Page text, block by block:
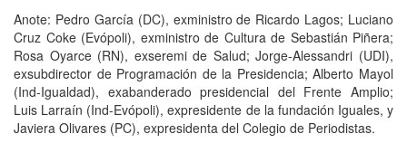
Anote: Pedro García (DC), exministro de Ricardo Lagos; Luciano
Cruz Coke (Evópoli), exministro de Cultura de Sebastián Piñera;
Rosa Oyarce (RN), exseremi de Salud; Jorge-Alessandri (UDI),
exsubdirector de Programación de la Presidencia; Alberto Mayol
(Ind-Igualdad), exabanderado presidencial del Frente Amplio;
Luis Larraín (Ind-Evópoli), expresidente de la fundación Iguales, y
Javiera Olivares (PC), expresidenta del Colegio de Periodistas.